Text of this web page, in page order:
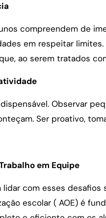
compreendem de
em respeitar
ao serem tratados
Observar
Ser proativo,
em Equipe
lidar com esses
escolar ( AOE) é